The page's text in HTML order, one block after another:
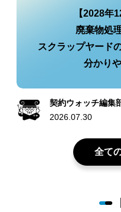
【2028年
廃棄物処
スクラップヤード
分かり
契約ウォッチ編集
2026.07.30
全て